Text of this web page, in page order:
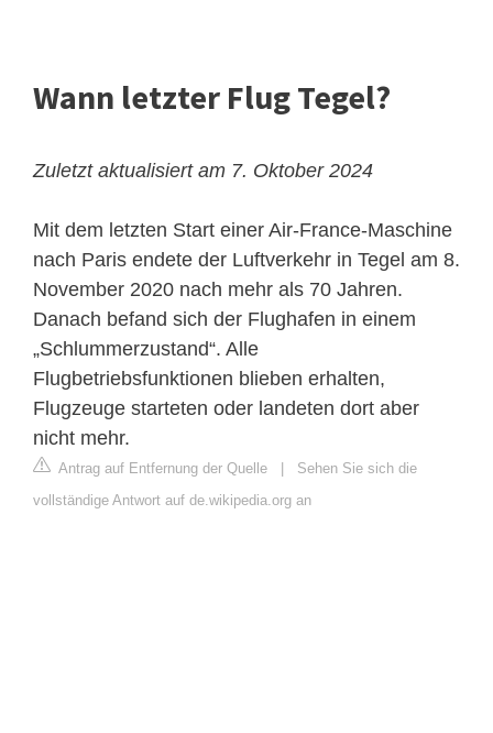
Wann letzter Flug Tegel?
Zuletzt aktualisiert am 7. Oktober 2024
Mit dem letzten Start einer Air-France-Maschine
nach Paris endete der Luftverkehr in Tegel am 8.
November 2020 nach mehr als 70 Jahren.
Danach befand sich der Flughafen in einem
„Schlummerzustand“. Alle
Flugbetriebsfunktionen blieben erhalten,
Flugzeuge starteten oder landeten dort aber
nicht mehr.
Antrag auf Entfernung der Quelle
Sehen Sie sich die
vollständige Antwort auf de.wikipedia.org an